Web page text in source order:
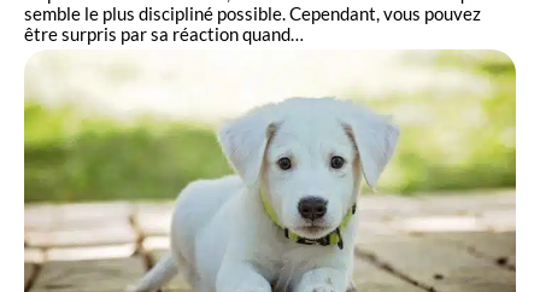
semble le plus discipliné possible. Cependant, vous pouvez
être surpris par sa réaction quand…